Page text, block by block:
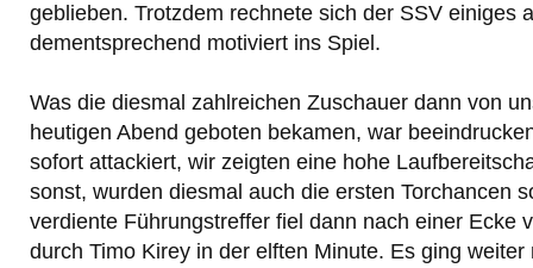
geblieben. Trotzdem rechnete sich der SSV einiges
dementsprechend motiviert ins Spiel.
Was die diesmal zahlreichen Zuschauer dann von
heutigen Abend geboten bekamen, war
sofort attackiert, wir zeigten eine hohe
sonst, wurden diesmal auch die ersten Torchancen
verdiente Führungstreffer fiel dann nach einer Ecke
durch Timo Kirey in der elften Minute. Es ging weiter